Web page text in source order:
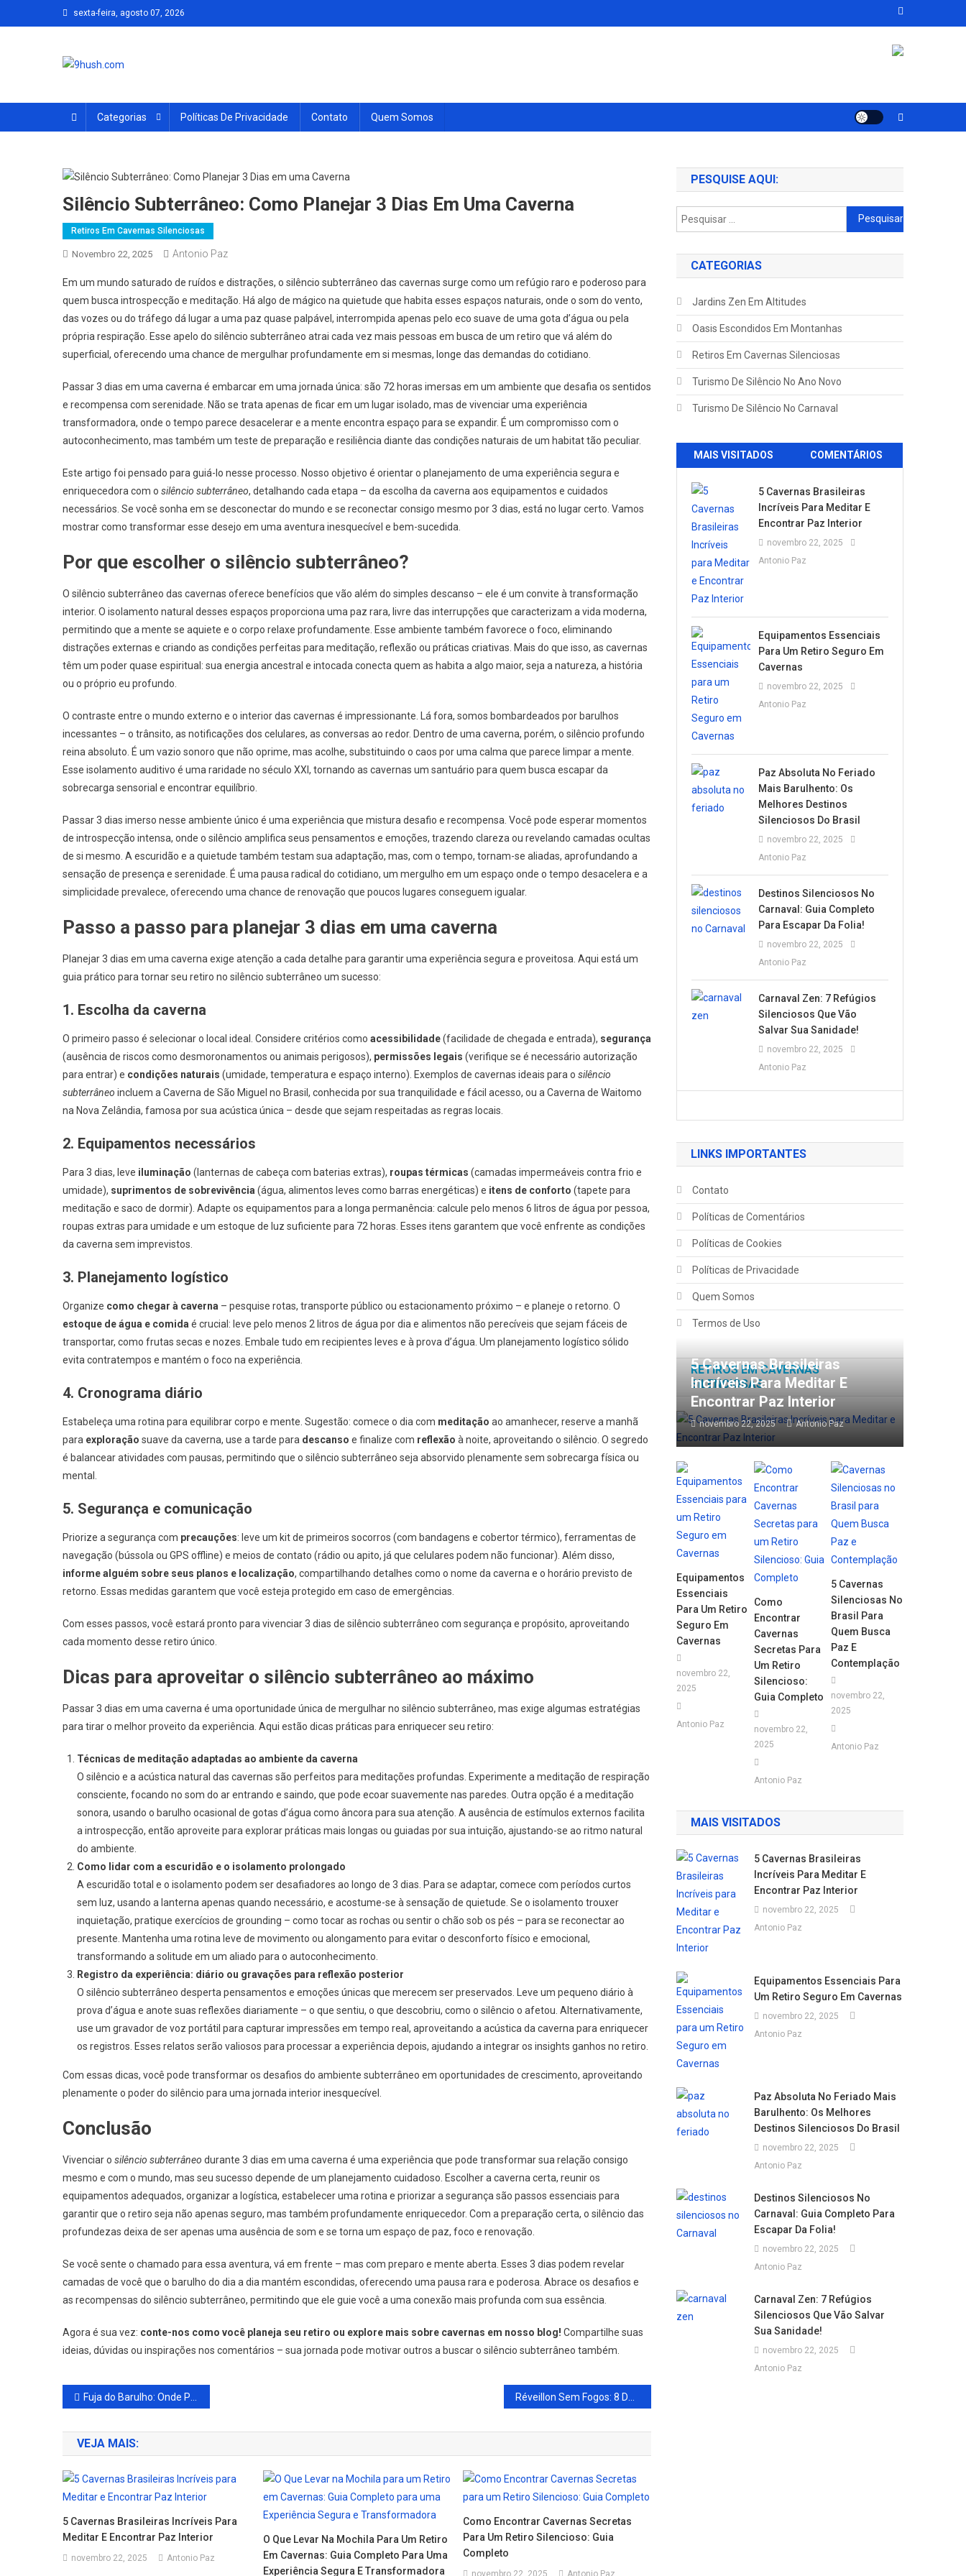
to
sexta-feira, agosto 07, 2026
Categorias Políticas De Privacidade Contato Quem Somos
Silêncio Subterrâneo: Como Planejar 3 Dias Em Uma Caverna
Retiros Em Cavernas Silenciosas
Novembro 22, 2025 Antonio Paz
Em um mundo saturado de ruídos e distrações, o silêncio subterrâneo das cavernas surge como um refúgio raro e poderoso para
quem busca introspecção e meditação. Há algo de mágico na quietude que habita esses espaços naturais, onde o som do vento,
das vozes ou do tráfego dá lugar a uma paz quase palpável, interrompida apenas pelo eco suave de uma gota d’água ou pela
própria respiração. Esse apelo do silêncio subterrâneo atrai cada vez mais pessoas em busca de um retiro que vá além do
superficial, oferecendo uma chance de mergulhar profundamente em si mesmas, longe das demandas do cotidiano.
Passar 3 dias em uma caverna é embarcar em uma jornada única: são 72 horas imersas em um ambiente que desafia os sentidos
e recompensa com serenidade. Não se trata apenas de ficar em um lugar isolado, mas de vivenciar uma experiência
transformadora, onde o tempo parece desacelerar e a mente encontra espaço para se expandir. É um compromisso com o
autoconhecimento, mas também um teste de preparação e resiliência diante das condições naturais de um habitat tão peculiar.
Este artigo foi pensado para guiá-lo nesse processo. Nosso objetivo é orientar o planejamento de uma experiência segura e
enriquecedora com o silêncio subterrâneo, detalhando cada etapa – da escolha da caverna aos equipamentos e cuidados
necessários. Se você sonha em se desconectar do mundo e se reconectar consigo mesmo por 3 dias, está no lugar certo. Vamos
mostrar como transformar esse desejo em uma aventura inesquecível e bem-sucedida.
Por que escolher o silêncio subterrâneo?
O silêncio subterrâneo das cavernas oferece benefícios que vão além do simples descanso – ele é um convite à transformação
interior. O isolamento natural desses espaços proporciona uma paz rara, livre das interrupções que caracterizam a vida moderna,
permitindo que a mente se aquiete e o corpo relaxe profundamente. Esse ambiente também favorece o foco, eliminando
distrações externas e criando as condições perfeitas para meditação, reflexão ou práticas criativas. Mais do que isso, as cavernas
têm um poder quase espiritual: sua energia ancestral e intocada conecta quem as habita a algo maior, seja a natureza, a história
ou o próprio eu profundo.
O contraste entre o mundo externo e o interior das cavernas é impressionante. Lá fora, somos bombardeados por barulhos
incessantes – o trânsito, as notificações dos celulares, as conversas ao redor. Dentro de uma caverna, porém, o silêncio profundo
reina absoluto. É um vazio sonoro que não oprime, mas acolhe, substituindo o caos por uma calma que parece limpar a mente.
Esse isolamento auditivo é uma raridade no século XXI, tornando as cavernas um santuário para quem busca escapar da
sobrecarga sensorial e encontrar equilíbrio.
Passar 3 dias imerso nesse ambiente único é uma experiência que mistura desafio e recompensa. Você pode esperar momentos
de introspecção intensa, onde o silêncio amplifica seus pensamentos e emoções, trazendo clareza ou revelando camadas ocultas
de si mesmo. A escuridão e a quietude também testam sua adaptação, mas, com o tempo, tornam-se aliadas, aprofundando a
sensação de presença e serenidade. É uma pausa radical do cotidiano, um mergulho em um espaço onde o tempo desacelera e a
simplicidade prevalece, oferecendo uma chance de renovação que poucos lugares conseguem igualar.
Passo a passo para planejar 3 dias em uma caverna
Planejar 3 dias em uma caverna exige atenção a cada detalhe para garantir uma experiência segura e proveitosa. Aqui está um
guia prático para tornar seu retiro no silêncio subterrâneo um sucesso:
1. Escolha da caverna
O primeiro passo é selecionar o local ideal. Considere critérios como acessibilidade(facilidade de chegada e entrada), segurança
(ausência de riscos como desmoronamentos ou animais perigosos), permissões legais (verifique se é necessário autorização
para entrar) e condições naturais (umidade, temperatura e espaço interno). Exemplos de cavernas ideais para o silêncio
subterrâneo incluem a Caverna de São Miguel no Brasil, conhecida por sua tranquilidade e fácil acesso, ou a Caverna de Waitomo
na Nova Zelândia, famosa por sua acústica única – desde que sejam respeitadas as regras locais.
2. Equipamentos necessários
Para 3 dias, leve iluminação (lanternas de cabeça com baterias extras), roupas térmicas (camadas impermeáveis contra frio e
umidade), suprimentos de sobrevivência (água, alimentos leves como barras energéticas) e itens de conforto (tapete para
meditação e saco de dormir). Adapte os equipamentos para a longa permanência: calcule pelo menos 6 litros de água por pessoa,
roupas extras para umidade e um estoque de luz suficiente para 72 horas. Esses itens garantem que você enfrente as condições
da caverna sem imprevistos.
3. Planejamento logístico
Organize como chegar à caverna – pesquise rotas, transporte público ou estacionamento próximo – e planeje o retorno. O
estoque de água e comida é crucial: leve pelo menos 2 litros de água por dia e alimentos não perecíveis que sejam fáceis de
transportar, como frutas secas e nozes. Embale tudo em recipientes leves e à prova d’água. Um planejamento logístico sólido
evita contratempos e mantém o foco na experiência.
4. Cronograma diário
Estabeleça uma rotina para equilibrar corpo e mente. Sugestão: comece o dia com meditação ao amanhecer, reserve a manhã
para exploração suave da caverna, use a tarde para descanso e finalize com reflexão à noite, aproveitando o silêncio. O segredo
é balancear atividades com pausas, permitindo que o silêncio subterrâneo seja absorvido plenamente sem sobrecarga física ou
mental.
5. Segurança e comunicação
Priorize a segurança com precauções: leve um kit de primeiros socorros (com bandagens e cobertor térmico), ferramentas de
navegação (bússola ou GPS offline) e meios de contato (rádio ou apito, já que celulares podem não funcionar). Além disso,
informe alguém sobre seus planos e localização, compartilhando detalhes como o nome da caverna e o horário previsto de
retorno. Essas medidas garantem que você esteja protegido em caso de emergências.
Com esses passos, você estará pronto para vivenciar 3 dias de silêncio subterrâneo com segurança e propósito, aproveitando
cada momento desse retiro único.
Dicas para aproveitar o silêncio subterrâneo ao máximo
Passar 3 dias em uma caverna é uma oportunidade única de mergulhar no silêncio subterrâneo, mas exige algumas estratégias
para tirar o melhor proveito da experiência. Aqui estão dicas práticas para enriquecer seu retiro:
Técnicas de meditação adaptadas ao ambiente da caverna
O silêncio e a acústica natural das cavernas são perfeitos para meditações profundas. Experimente a meditação de respiração
consciente, focando no som do ar entrando e saindo, que pode ecoar suavemente nas paredes. Outra opção é a meditação
sonora, usando o barulho ocasional de gotas d’água como âncora para sua atenção. A ausência de estímulos externos facilita
a introspecção, então aproveite para explorar práticas mais longas ou guiadas por sua intuição, ajustando-se ao ritmo natural
do ambiente.
Como lidar com a escuridão e o isolamento prolongado
A escuridão total e o isolamento podem ser desafiadores ao longo de 3 dias. Para se adaptar, comece com períodos curtos
sem luz, usando a lanterna apenas quando necessário, e acostume-se à sensação de quietude. Se o isolamento trouxer
inquietação, pratique exercícios de grounding – como tocar as rochas ou sentir o chão sob os pés – para se reconectar ao
presente. Mantenha uma rotina leve de movimento ou alongamento para evitar o desconforto físico e emocional,
transformando a solitude em um aliado para o autoconhecimento.
Registro da experiência: diário ou gravações para reflexão posterior
O silêncio subterrâneo desperta pensamentos e emoções únicas que merecem ser preservados. Leve um pequeno diário à
prova d’água e anote suas reflexões diariamente – o que sentiu, o que descobriu, como o silêncio o afetou. Alternativamente,
use um gravador de voz portátil para capturar impressões em tempo real, aproveitando a acústica da caverna para enriquecer
os registros. Esses relatos serão valiosos para processar a experiência depois, ajudando a integrar os insights ganhos no retiro.
Com essas dicas, você pode transformar os desafios do ambiente subterrâneo em oportunidades de crescimento, aproveitando
plenamente o poder do silêncio para uma jornada interior inesquecível.
Conclusão
Vivenciar o silêncio subterrâneo durante 3 dias em uma caverna é uma experiência que pode transformar sua relação consigo
mesmo e com o mundo, mas seu sucesso depende de um planejamento cuidadoso. Escolher a caverna certa, reunir os
equipamentos adequados, organizar a logística, estabelecer uma rotina e priorizar a segurança são passos essenciais para
garantir que o retiro seja não apenas seguro, mas também profundamente enriquecedor. Com a preparação certa, o silêncio das
profundezas deixa de ser apenas uma ausência de som e se torna um espaço de paz, foco e renovação.
Se você sente o chamado para essa aventura, vá em frente – mas com preparo e mente aberta. Esses 3 dias podem revelar
camadas de você que o barulho do dia a dia mantém escondidas, oferecendo uma pausa rara e poderosa. Abrace os desafios e
as recompensas do silêncio subterrâneo, permitindo que ele guie você a uma conexão mais profunda com sua essência.
Agora é sua vez: conte-nos como você planeja seu retiro ou explore mais sobre cavernas em nosso blog! Compartilhe suas
ideias, dúvidas ou inspirações nos comentários – sua jornada pode motivar outros a buscar o silêncio subterrâneo também.
Navegação
de
Post
Fuja do Barulho: Onde Passar a Virada do Ano em Completo Silêncio
VEJA MAIS:
5 Cavernas Brasileiras Incríveis Para
Meditar E Encontrar Paz Interior
novembro 22, 2025 Antonio Paz
O Que Levar Na Mochila Para Um Retiro
Em Cavernas: Guia Completo Para Uma
Experiência Segura E Transformadora
Como Encontrar Cavernas Secretas
Para Um Retiro Silencioso: Guia
Completo
novembro 22, 2025 Antonio Paz
PESQUISE AQUI:
Pesquisar
por:
CATEGORIAS
Jardins Zen Em Altitudes
Oasis Escondidos Em Montanhas
Retiros Em Cavernas Silenciosas
Turismo De Silêncio No Ano Novo
Turismo De Silêncio No Carnaval
MAIS VISITADOS COMENTÁRIOS
5 Cavernas Brasileiras
Incríveis Para Meditar E
Encontrar Paz Interior
novembro 22, 2025
Antonio Paz
Equipamentos Essenciais
Para Um Retiro Seguro Em
Cavernas
novembro 22, 2025
Antonio Paz
Paz Absoluta No Feriado
Mais Barulhento: Os
Melhores Destinos
Silenciosos Do Brasil
novembro 22, 2025
Antonio Paz
Destinos Silenciosos No
Carnaval: Guia Completo
Para Escapar Da Folia!
novembro 22, 2025
Antonio Paz
Carnaval Zen: 7 Refúgios
Silenciosos Que Vão
Salvar Sua Sanidade!
novembro 22, 2025
Antonio Paz
LINKS IMPORTANTES
Contato
Políticas de Comentários
Políticas de Cookies
Políticas de Privacidade
Quem Somos
Termos de Uso
RETIROS EM CAVERNAS
SILENCIOSAS
5 Cavernas Brasileiras
Incríveis Para Meditar E
Encontrar Paz Interior
novembro 22, 2025 Antonio Paz
Equipamentos
Essenciais
Para Um Retiro
Seguro Em
Cavernas
novembro 22,
2025
Antonio Paz
Como
Encontrar
Cavernas
Secretas Para
Um Retiro
Silencioso:
Guia Completo
novembro 22,
2025
Antonio Paz
5 Cavernas
Silenciosas No
Brasil Para
Quem Busca
Paz E
Contemplação
novembro 22,
2025
Antonio Paz
MAIS VISITADOS
5 Cavernas Brasileiras
Incríveis Para Meditar E
Encontrar Paz Interior
novembro 22, 2025
Antonio Paz
Equipamentos Essenciais Para
Um Retiro Seguro Em Cavernas
novembro 22, 2025
Antonio Paz
Paz Absoluta No Feriado Mais
Barulhento: Os Melhores
Destinos Silenciosos Do Brasil
novembro 22, 2025
Antonio Paz
Destinos Silenciosos No
Carnaval: Guia Completo Para
Escapar Da Folia!
novembro 22, 2025
Antonio Paz
Carnaval Zen: 7 Refúgios
Silenciosos Que Vão Salvar
Sua Sanidade!
novembro 22, 2025
Antonio Paz